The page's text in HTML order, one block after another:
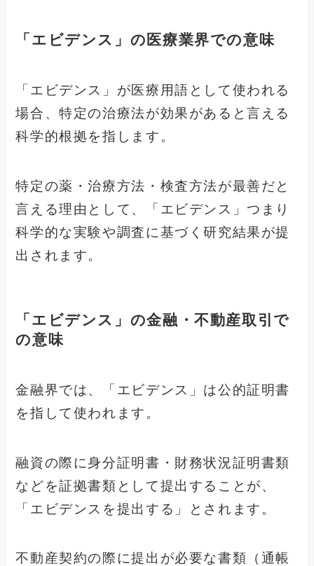
「エビデンス」の医療業界での意味
「エビデンス」が医療用語として使われる
場合、特定の治療法が効果があると言える
科学的根拠を指します。
特定の薬・治療方法・検査方法が最善だと
言える理由として、「エビデンス」つまり
科学的な実験や調査に基づく研究結果が提
出されます。
「エビデンス」の金融・不動産取引で
の意味
金融界では、「エビデンス」は公的証明書
を指して使われます。
融資の際に身分証明書・財務状況証明書類
などを証拠書類として提出することが、
「エビデンスを提出する」とされます。
不動産契約の際に提出が必要な書類（通帳